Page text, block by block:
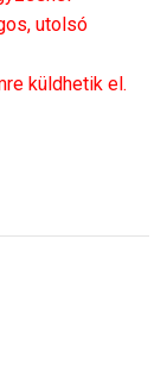
utolsó
küldhetik el.